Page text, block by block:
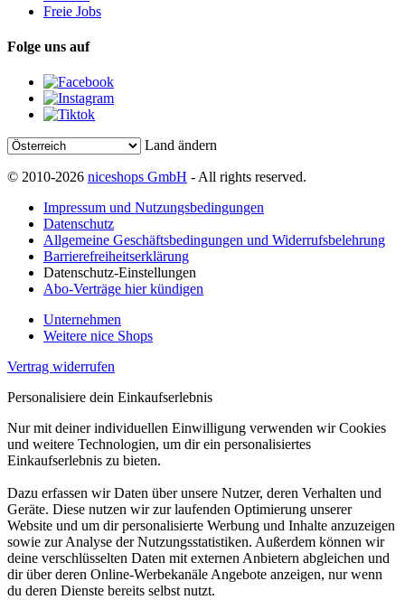
Freie Jobs
Folge uns auf
Land ändern
© 2010-2026 niceshops GmbH - All rights reserved.
Impressum und Nutzungsbedingungen
Datenschutz
Allgemeine Geschäftsbedingungen und Widerrufsbelehrung
Barrierefreiheitserklärung
Datenschutz-Einstellungen
Abo-Verträge hier kündigen
Unternehmen
Weitere nice Shops
Vertrag widerrufen
Personalisiere dein Einkaufserlebnis
Nur mit deiner individuellen Einwilligung verwenden wir Cookies
und weitere Technologien, um dir ein personalisiertes
Einkaufserlebnis zu bieten.
Dazu erfassen wir Daten über unsere Nutzer, deren Verhalten und
Geräte. Diese nutzen wir zur laufenden Optimierung unserer
Website und um dir personalisierte Werbung und Inhalte anzuzeigen
sowie zur Analyse der Nutzungsstatistiken. Außerdem können wir
deine verschlüsselten Daten mit externen Anbietern abgleichen und
dir über deren Online-Werbekanäle Angebote anzeigen, nur wenn
du deren Dienste bereits selbst nutzt.